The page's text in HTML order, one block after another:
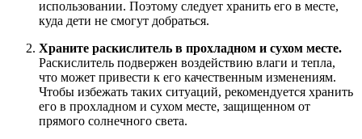
использовании. Поэтому следует хранить его в месте,
куда дети не смогут добраться.
Храните раскислитель в прохладном и сухом месте.
Раскислитель подвержен воздействию влаги и тепла,
что может привести к его качественным изменениям.
Чтобы избежать таких ситуаций, рекомендуется хранить
его в прохладном и сухом месте, защищенном от
прямого солнечного света.